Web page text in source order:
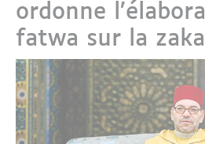
ordonne
fatwa sur la